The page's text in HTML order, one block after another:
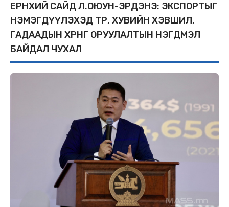
ЕРӨНХИЙ САЙД Л.ОЮУН-ЭРДЭНЭ: ЭКСПОРТЫГ
НЭМЭГДҮҮЛЭХЭД ТӨР, ХУВИЙН ХЭВШИЛ,
ГАДААДЫН ХӨРӨНГӨ ОРУУЛАЛТЫН НЭГДМЭЛ
БАЙДАЛ ЧУХАЛ